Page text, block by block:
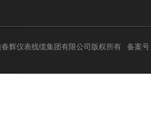
辉仪表线缆集团有限公司版权所有 备案号